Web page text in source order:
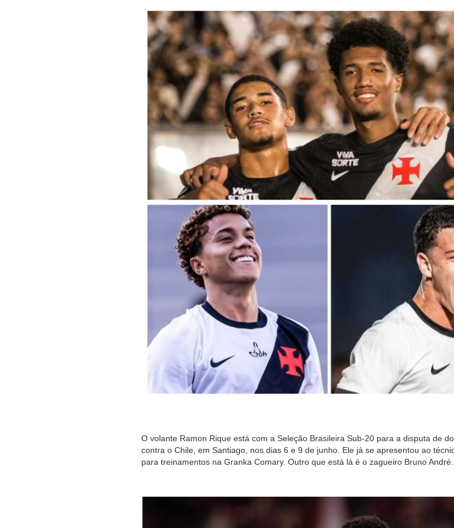
O volante Ramon Rique está com a Seleção Brasileira Sub-20 para a disputa de
contra o Chile, em Santiago, nos dias 6 e 9 de junho. Ele já se apresentou ao
para treinamentos na Granka Comary. Outro que está lá é o zagueiro Bruno André.